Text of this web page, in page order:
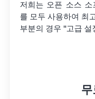
저희는 오픈 소스 소
를 모두 사용하여 최
부분의 경우 "고급 설